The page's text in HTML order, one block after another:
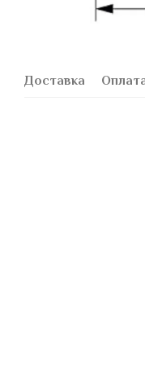
Доставка